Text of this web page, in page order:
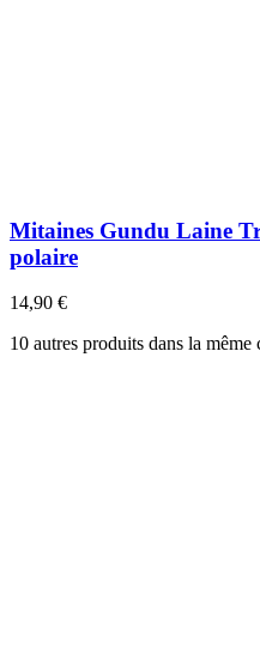
Mitaines Gundu Laine
polaire
14,90 €
10 autres produits dans la même